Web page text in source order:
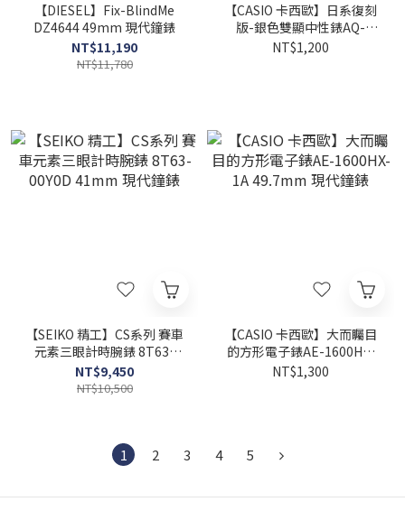
【DIESEL】Fix-BlindMe
DZ4644 49mm 現代鐘錶
NT$11,190
NT$11,780
【CASIO 卡西歐】日系復刻
版-銀色雙顯中性錶AQ-
230A-3A 29.8mm 現代鐘錶
NT$1,200
【SEIKO 精工】CS系列 賽車
元素三眼計時腕錶 8T63-
00Y0D 41mm 現代鐘錶
NT$9,450
NT$10,500
【CASIO 卡西歐】大而矚目
的方形電子錶AE-1600HX-
1A 49.7mm 現代鐘錶
NT$1,300
1 2 3 4 5